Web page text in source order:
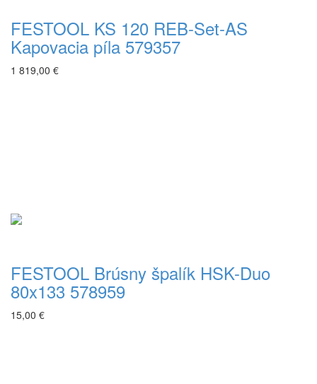
FESTOOL KS 120 REB-Set-AS
Kapovacia píla 579357
1 819,00 €
FESTOOL Brúsny špalík HSK-Duo
80x133 578959
15,00 €